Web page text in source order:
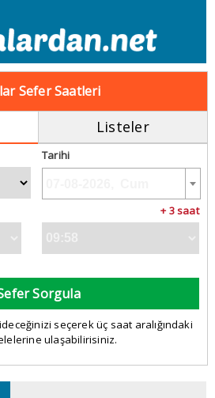
Sefer Saatleri
Listeler
Tarihi
+ 3 saat
Sorgula
seçerek üç saat aralığındaki
ulaşabilirisiniz.